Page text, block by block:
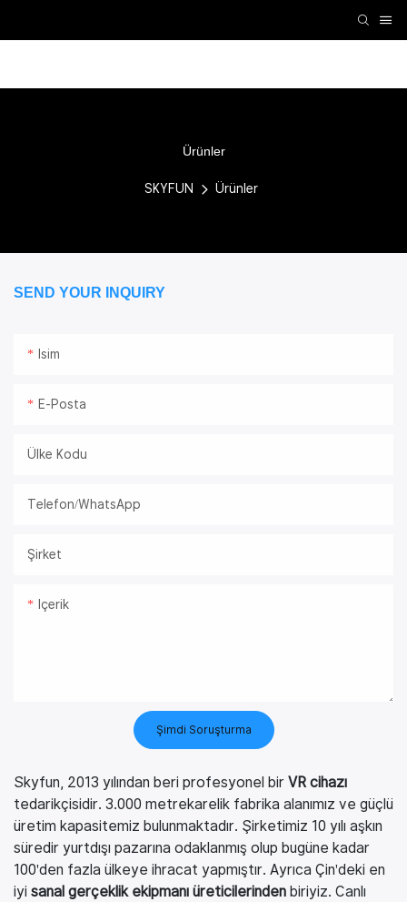
Ürünler
SKYFUN Ürünler
SEND YOUR INQUIRY
Isim
E-Posta
Ülke Kodu
Telefon/WhatsApp
Şirket
Içerik
Şimdi Soruşturma
Skyfun, 2013 yılından beri profesyonel bir VR cihazı
tedarikçisidir. 3.000 metrekarelik fabrika alanımız ve güçlü
üretim kapasitemiz bulunmaktadır. Şirketimiz 10 yılı aşkın
süredir yurtdışı pazarına odaklanmış olup bugüne kadar
100'den fazla ülkeye ihracat yapmıştır. Ayrıca Çin'deki en
iyi sanal gerçeklik ekipmanı üreticilerinden biriyiz. Canlı